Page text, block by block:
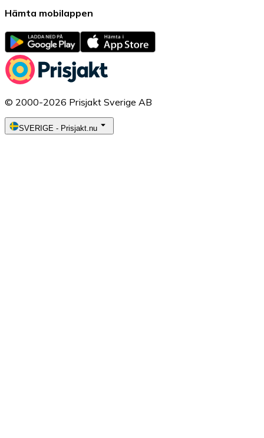
Hämta mobilappen
© 2000-2026 Prisjakt Sverige AB
SVERIGE - Prisjakt.nu